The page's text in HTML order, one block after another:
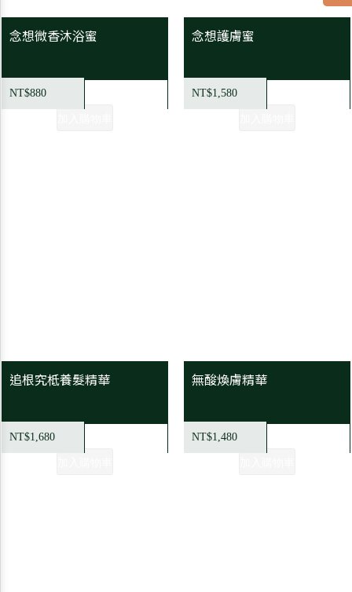
念想微香沐浴蜜
NT$880
念想護膚蜜
NT$1,580
追根究柢養髮精華
NT$1,680
無酸煥膚精華
NT$1,480